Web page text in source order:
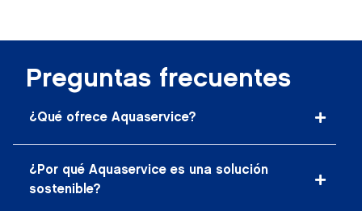
Preguntas frecuentes
¿Qué ofrece Aquaservice?
¿Por qué Aquaservice es una solución
sostenible?